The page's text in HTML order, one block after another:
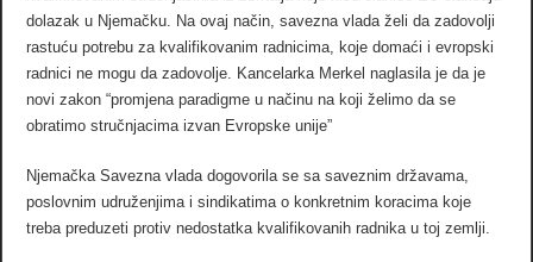
dolazak u Njemačku. Na ovaj način, savezna vlada želi da zadovolji
rastuću potrebu za kvalifikovanim radnicima, koje domaći i evropski
radnici ne mogu da zadovolje. Kancelarka Merkel naglasila je da je
novi zakon “promjena paradigme u načinu na koji želimo da se
obratimo stručnjacima izvan Evropske unije”
Njemačka Savezna vlada dogovorila se sa saveznim državama,
poslovnim udruženjima i sindikatima o konkretnim koracima koje
treba preduzeti protiv nedostatka kvalifikovanih radnika u toj zemlji.